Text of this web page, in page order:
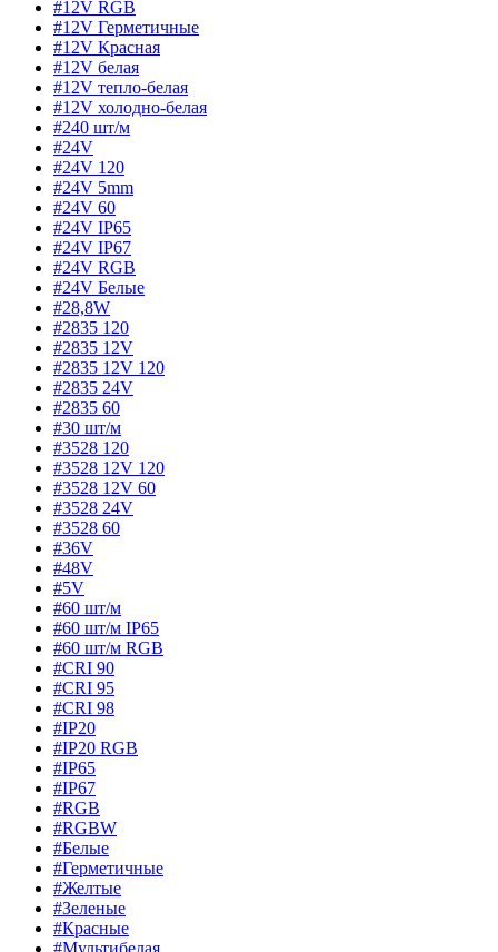
#12V RGB
#12V Герметичные
#12V Красная
#12V белая
#12V тепло-белая
#12V холодно-белая
#240 шт/м
#24V
#24V 120
#24V 5mm
#24V 60
#24V IP65
#24V IP67
#24V RGB
#24V Белые
#28,8W
#2835 120
#2835 12V
#2835 12V 120
#2835 24V
#2835 60
#30 шт/м
#3528 120
#3528 12V 120
#3528 12V 60
#3528 24V
#3528 60
#36V
#48V
#5V
#60 шт/м
#60 шт/м IP65
#60 шт/м RGB
#CRI 90
#CRI 95
#CRI 98
#IP20
#IP20 RGB
#IP65
#IP67
#RGB
#RGBW
#Белые
#Герметичные
#Желтые
#Зеленые
#Красные